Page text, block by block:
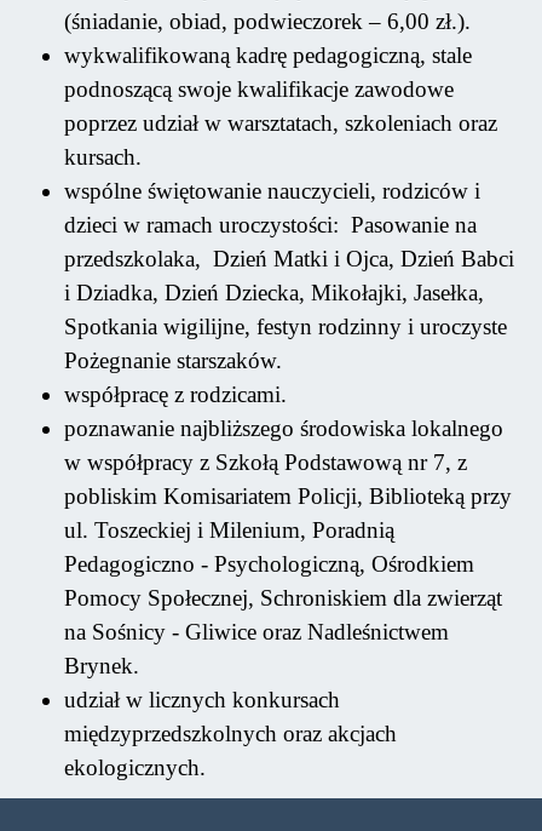
(śniadanie, obiad, podwieczorek – 6,00 zł.).
wykwalifikowaną kadrę pedagogiczną, stale
podnoszącą swoje kwalifikacje zawodowe
poprzez udział w warsztatach, szkoleniach oraz
kursach.
wspólne świętowanie nauczycieli, rodziców i
dzieci w ramach uroczystości: Pasowanie na
przedszkolaka, Dzień Matki i Ojca, Dzień Babci
i Dziadka, Dzień Dziecka, Mikołajki, Jasełka,
Spotkania wigilijne, festyn rodzinny i uroczyste
Pożegnanie starszaków.
współpracę z rodzicami.
poznawanie najbliższego środowiska lokalnego
w współpracy z Szkołą Podstawową nr 7, z
pobliskim Komisariatem Policji, Biblioteką przy
ul. Toszeckiej i Milenium, Poradnią
Pedagogiczno - Psychologiczną, Ośrodkiem
Pomocy Społecznej, Schroniskiem dla zwierząt
na Sośnicy - Gliwice oraz Nadleśnictwem
Brynek.
udział w licznych konkursach
międzyprzedszkolnych oraz akcjach
ekologicznych.